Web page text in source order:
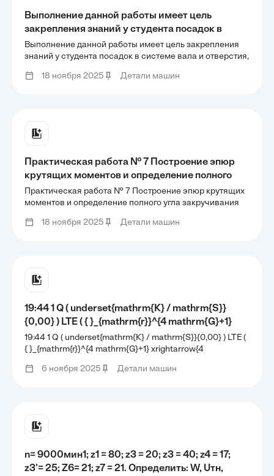
Выполнение данной работы имеет цель
закрепления знаний у студента посадок в
системе вала и отверстия, а также
определения характера соединения гладкого
цилиндрического соединения. Для заданных
по таблице 3 вариантов номинальных
Выполнение данной работы имеет цель закрепления
знаний у студента посадок в системе вала и отверстия,
цилиндрического соединения. Для заданных по
18 ноября 2025 Детали машин
Практическая работа № 7 Построение эпюр
крутящих моментов и определение полного
угла закручивания вала На
распределительном валу установлены четыре
шкива, на вал через шкив 1 подается мощность
P{1},которая через шкивы 2, 3, 4 передается
Практическая работа № 7 Построение эпюр крутящих
моментов и определение полного угла закручивания
шкива, на вал через шкив 1 подается мощность
18 ноября 2025 Детали машин
19:44 1 Q ( underset{mathrm{K} / mathrm{S}}
{0,00} ) LTE ( { }_{mathrm{r}}^{4 mathrm{G}+1}
xrightarrow{4 mathrm{G}+1} ) 34 Вы Сегодня,
14:16 К стальному валу приложены крутяшие
моменты: ( M{1}, M{2}, M{3}, M{4} ). Требуется: 1)
построить эпору крутящих
19:44 1 Q ( underset{mathrm{K} / mathrm{S}}{0,00} ) LTE (
{ }_{mathrm{r}}^{4 mathrm{G}+1} xrightarrow{4
приложены крутяшие моменты: ( M{1}, M{2}, M{3}, M{4} ).
6 ноября 2025 Детали машин
n= 9000мин1; z1 = 80; z3 = 20; z3 = 40; z4 = 17;
z3’= 25; Z6= 21; z7 = 21. Определить: W, Uтн,